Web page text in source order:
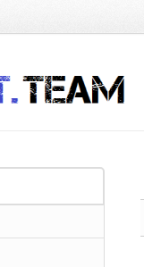
5
5
5
5